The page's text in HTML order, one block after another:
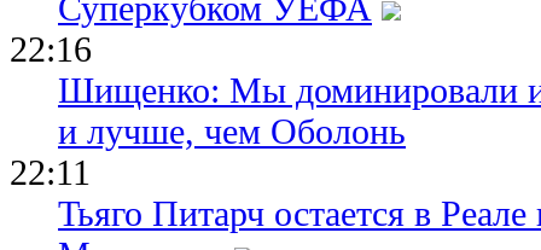
22:16
Шищенко: Мы доминировали
и лучше, чем Оболонь
22:11
Тьяго Питарч остается в